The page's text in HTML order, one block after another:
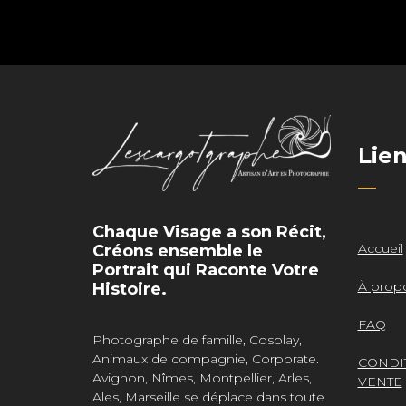
Chaque Visage a son Récit,
Créons ensemble le
Portrait qui Raconte Votre
Histoire.
Photographe de famille, Cosplay,
Animaux de compagnie, Corporate.
Avignon, Nîmes, Montpellier, Arles,
Ales, Marseille se déplace dans toute
Accueil
À
FAQ
VENTE